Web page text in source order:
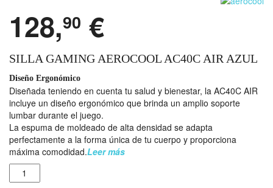
128,90 €
SILLA GAMING AEROCOOL AC40C AIR AZUL
Diseño Ergonómico
Diseñada teniendo en cuenta tu salud y bienestar, la AC40C AIR
incluye un diseño ergonómico que brinda un amplio soporte
lumbar durante el juego.
La espuma de moldeado de alta densidad se adapta
perfectamente a la forma única de tu cuerpo y proporciona
máxima comodidad.Leer más
Cantidad